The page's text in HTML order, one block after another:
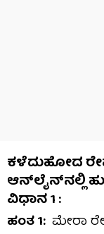
ಕಳೆದುಹೋದ
ಆನ್‌ಲೈನ್‌ನಲ್ಲಿ
ವಿಧಾನ 1 :
ಹಂತ 1: ಮೇರಾ